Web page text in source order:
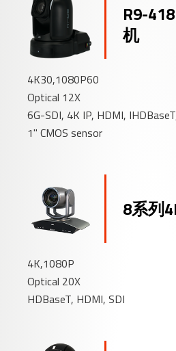
R9-
机
4K30,1080P60
Optical 12X
6G-SDI, 4K IP, HDMI,
1" CMOS sensor
8系列
4K,1080P
Optical 20X
HDBaseT, HDMI, SDI